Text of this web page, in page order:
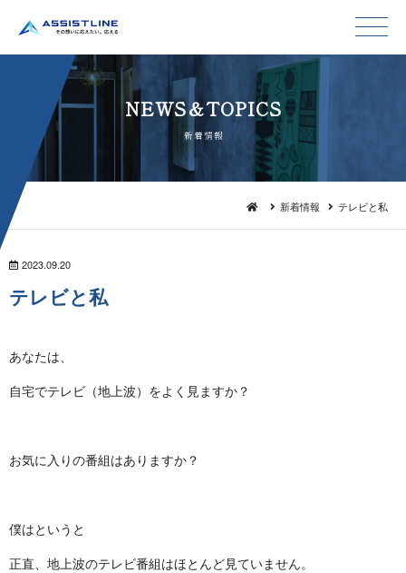
NEWS＆TO P I C S
新 着 情 報
新着情報 テレビと私
2023.09.20
テ レ ビ と 私
あなたは、
自宅でテレビ（地上波）をよく見ますか？
お気に入りの番組はありますか？
僕はというと
正直、地上波のテレビ番組はほとんど見ていません。